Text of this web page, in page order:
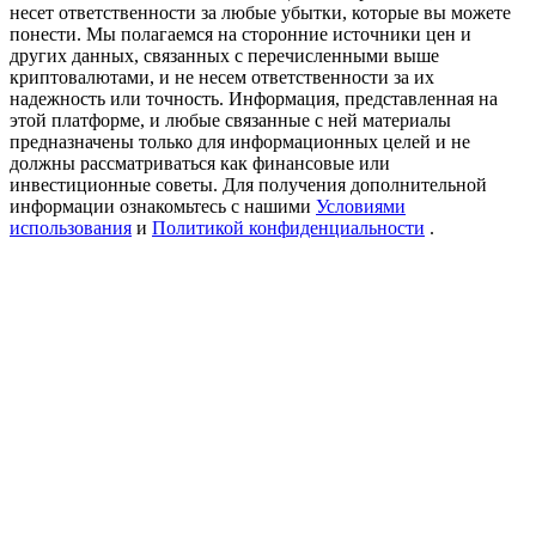
Exclusive for BitMart Users
Register & Trade to Win 500,000 USDT
Precious Metals Trading Carnival
Trade Gold & Silver · 33,333 USDT Bonus
несет ответственности за любые убытки, которые вы можете
понести. Мы полагаемся на сторонние источники цен и
других данных, связанных с перечисленными выше
криптовалютами, и не несем ответственности за их
надежность или точность. Информация, представленная на
этой платформе, и любые связанные с ней материалы
предназначены только для информационных целей и не
должны рассматриваться как финансовые или
инвестиционные советы. Для получения дополнительной
информации ознакомьтесь с нашими Условиями
использования и Политикой конфиденциальности .